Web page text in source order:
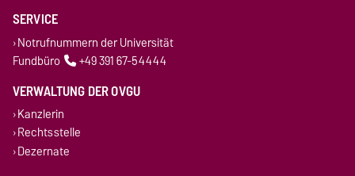
SERVICE
Notrufnummern der Universität
Fundbüro
+49 391 67-54444
VERWALTUNG DER OVGU
Kanzlerin
Rechtsstelle
Dezernate